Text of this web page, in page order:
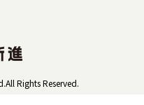
Rights Reserved.